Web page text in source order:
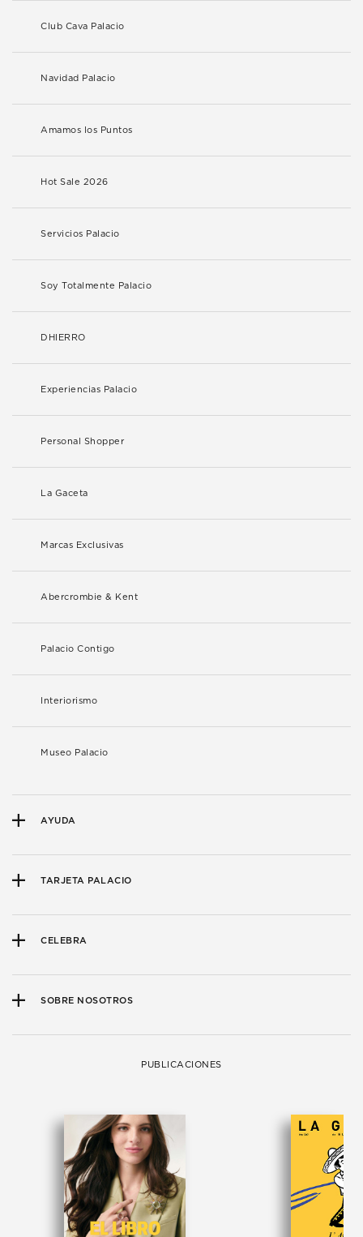
Club Cava Palacio
Navidad Palacio
Amamos los Puntos
Hot Sale 2026
Servicios Palacio
Soy Totalmente Palacio
DHIERRO
Experiencias Palacio
Personal Shopper
La Gaceta
Marcas Exclusivas
Abercrombie & Kent
Palacio Contigo
Interiorismo
Museo Palacio
AYUDA
TARJETA PALACIO
CELEBRA
SOBRE NOSOTROS
PUBLICACIONES